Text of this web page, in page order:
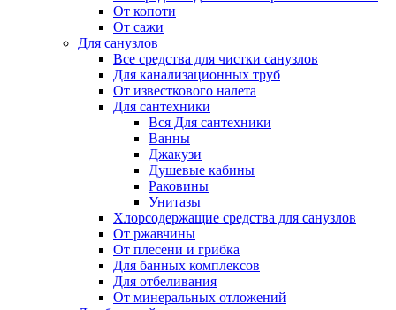
От копоти
От сажи
Для санузлов
Все средства для чистки санузлов
Для канализационных труб
От известкового налета
Для сантехники
Вся Для сантехники
Ванны
Джакузи
Душевые кабины
Раковины
Унитазы
Хлорсодержащие средства для санузлов
От ржавчины
От плесени и грибка
Для банных комплексов
Для отбеливания
От минеральных отложений